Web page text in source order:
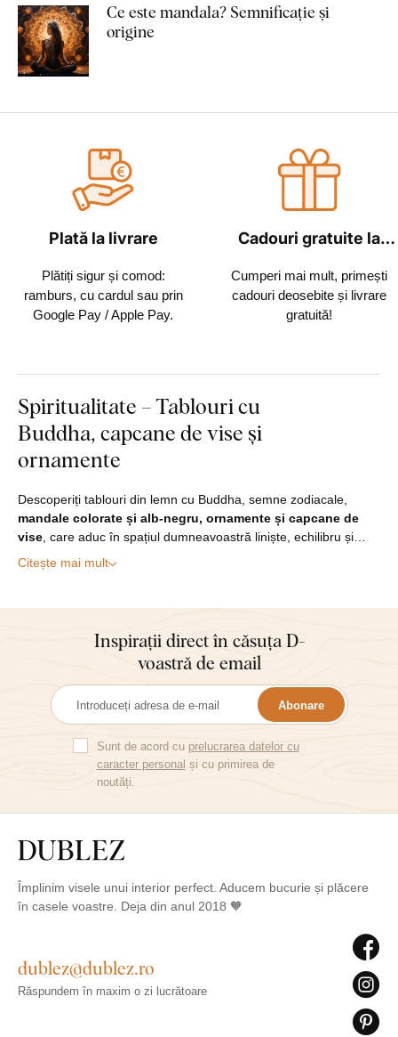
Ce este mandala? Semnificație și
origine
Plată la livrare
Plătiți sigur și comod:
ramburs, cu cardul sau prin
Google Pay / Apple Pay.
Cadouri gratuite la
Cumperi mai mult, primești
cadouri deosebite și livrare
gratuită!
Spiritualitate – Tablouri cu
Buddha, capcane de vise și
ornamente
Descoperiți tablouri din lemn cu Buddha, semne zodiacale,
mandale colorate și alb-negru, ornamente și capcane de
vise , care aduc în spațiul dumneavoastră liniște, echilibru și…
Citește mai mult
Inspirații direct în căsuța D-
voastră de email
Abonare
Sunt de acord cu prelucrarea datelor cu
caracter personal și cu primirea de
noutăți.
Împlinim visele unui interior perfect. Aducem bucurie și plăcere
în casele voastre. Deja din anul 2018 🧡
dublez@dublez.ro
Răspundem în maxim o zi lucrătoare